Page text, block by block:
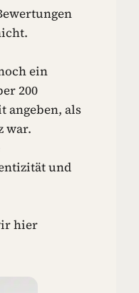
ein
200
angeben, als
war.
und
hier